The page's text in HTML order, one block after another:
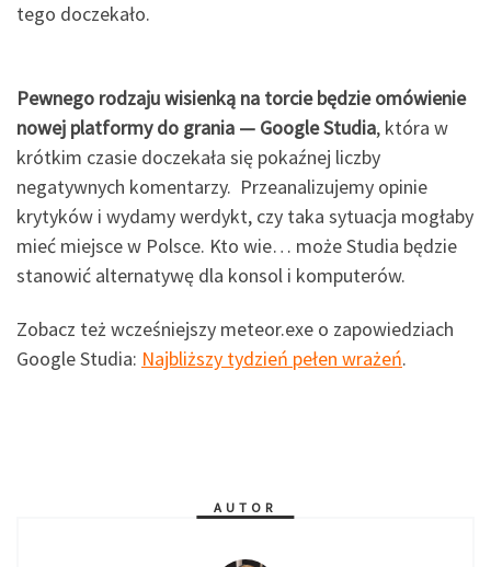
tego doczekało.
Pewnego rodzaju wisienką na torcie będzie omówienie
nowej platformy do grania — Google Studia, która w
krótkim czasie doczekała się pokaźnej liczby
negatywnych komentarzy. Przeanalizujemy opinie
krytyków i wydamy werdykt, czy taka sytuacja mogłaby
mieć miejsce w Polsce. Kto wie… może Studia będzie
stanowić alternatywę dla konsol i komputerów.
Zobacz też wcześniejszy meteor.exe o zapowiedziach
Google Studia: Najbliższy tydzień pełen wrażeń.
AUTOR